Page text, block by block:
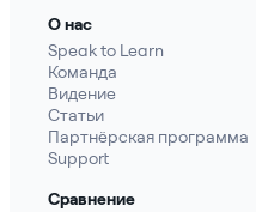
О нас
Speak to Learn
Команда
Видение
Статьи
Партнёрская программа
Support
Сравнение